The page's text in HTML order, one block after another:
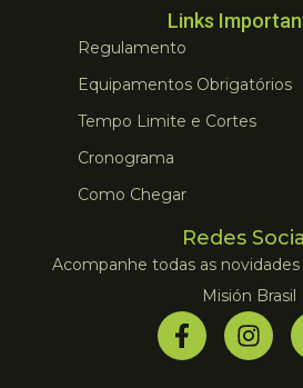
Links
Regulamento
Equipamentos Obrigatórios
Tempo Limite e Cortes
Cronograma
Como Chegar
Redes
Acompanhe todas as
Misión Brasil